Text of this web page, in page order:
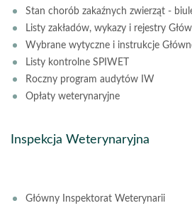
Stan chorób zakaźnych zwierząt -
Listy zakładów, wykazy i rejestry
Wybrane wytyczne i instrukcje
Listy kontrolne SPIWET
Roczny program audytów IW
Opłaty weterynaryjne
Inspekcja Weterynaryjna
Główny Inspektorat Weterynarii